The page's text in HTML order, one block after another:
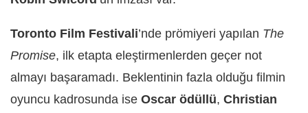
Toronto Film Festivali’nde prömiyeri yapılan The
Promise, ilk etapta eleştirmenlerden geçer not
almayı başaramadı. Beklentinin fazla olduğu filmin
oyuncu kadrosunda ise Oscar ödüllü, Christian